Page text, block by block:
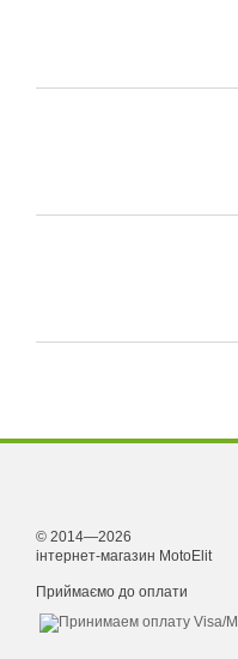
© 2014—2026
інтернет-магазин MotoElit
Приймаємо до оплати